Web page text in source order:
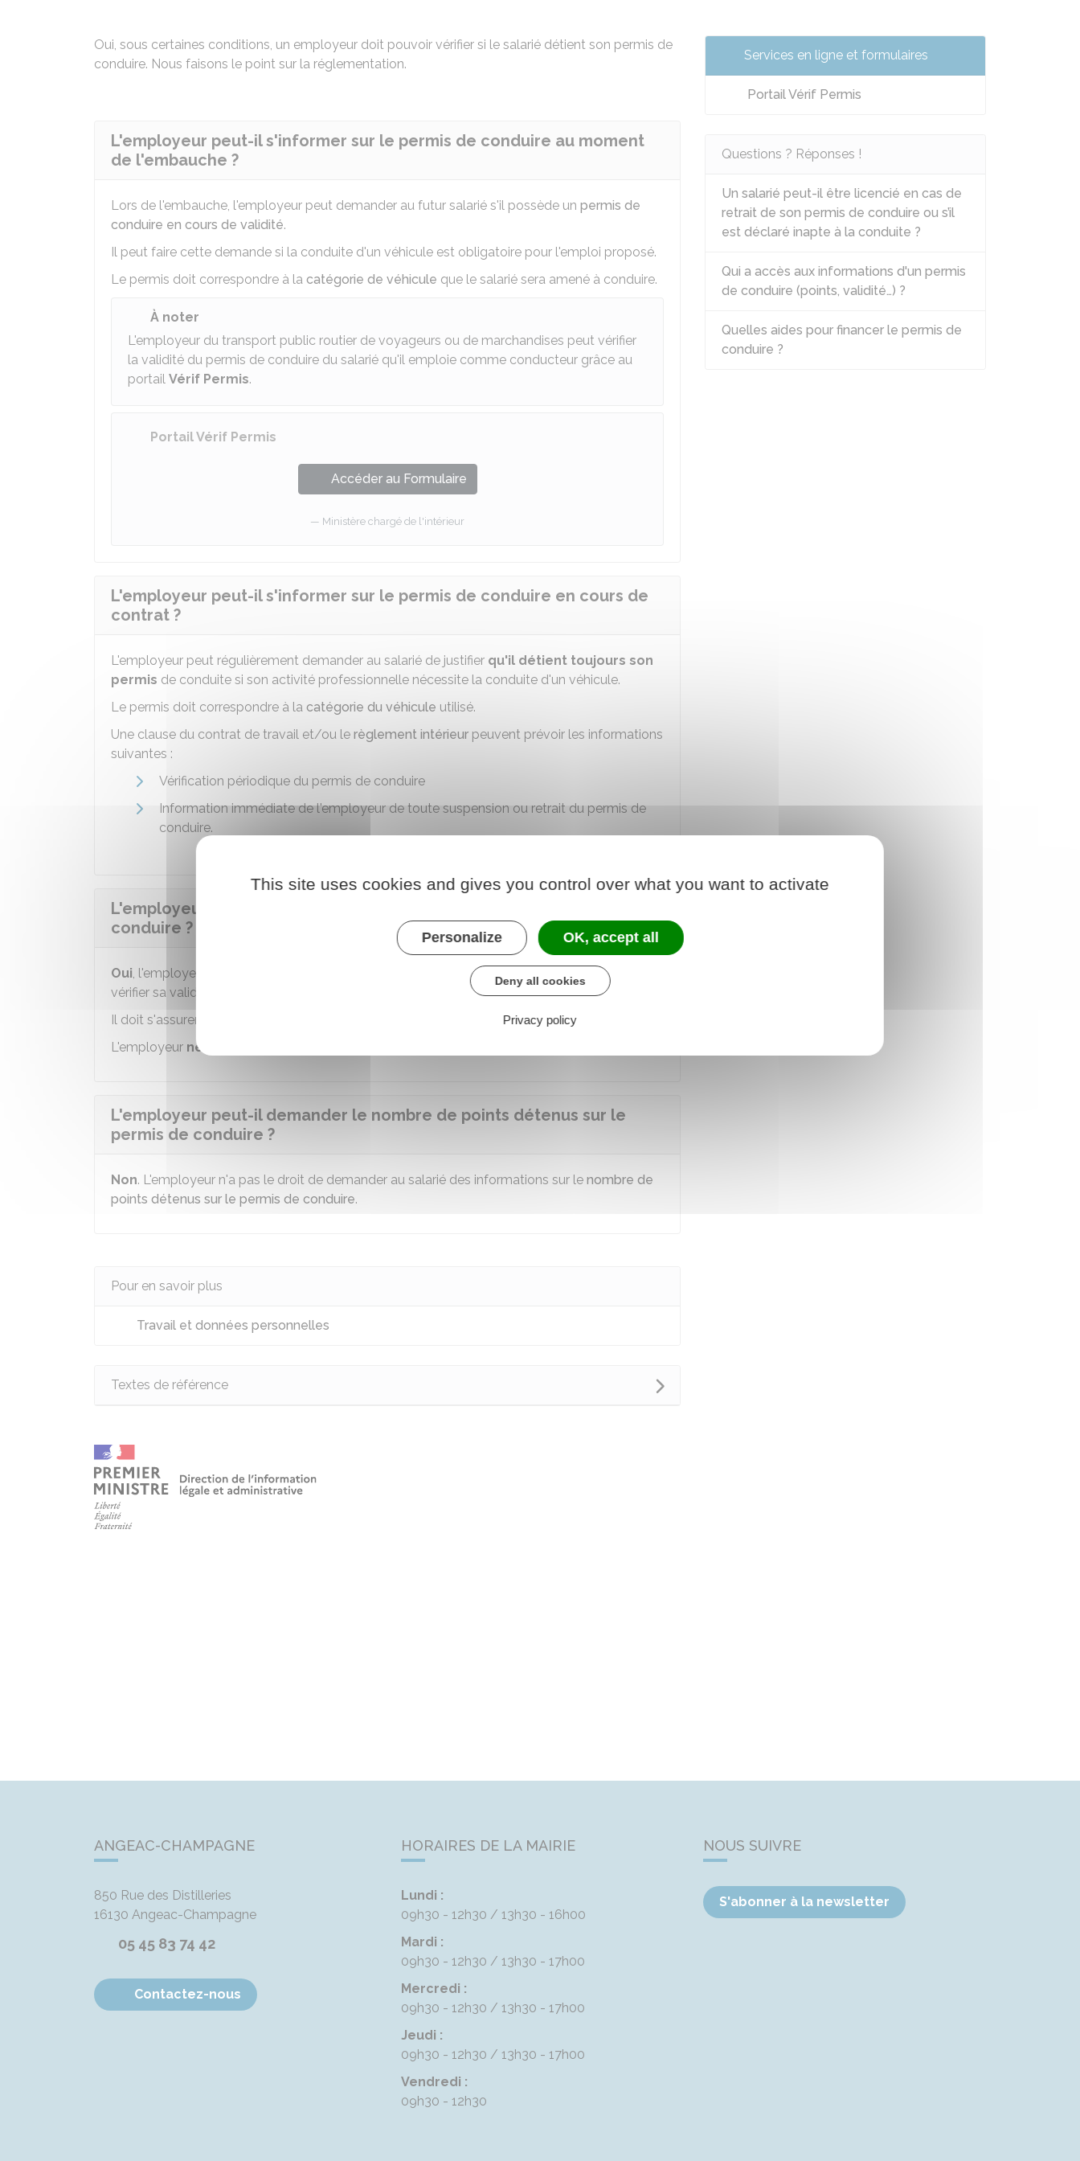
Oui, sous certaines conditions, un employeur doit pouvoir vérifier si le salarié détient son permis de
conduire. Nous faisons le point sur la réglementation.
L'employeur peut-il s'informer sur le permis de conduire au moment
de l'embauche ?
Lors de l'embauche, l'employeur peut demander au futur salarié s'il possède un permis de
conduire en cours de validité.
Il peut faire cette demande si la conduite d'un véhicule est obligatoire pour l'emploi proposé.
Le permis doit correspondre à la catégorie de véhicule que le salarié sera amené à conduire.
À noter
L'employeur du transport public routier de voyageurs ou de marchandises peut vérifier
la validité du permis de conduire du salarié qu'il emploie comme conducteur grâce au
portail Vérif Permis.
Portail Vérif Permis
Accéder au Formulaire
Ministère chargé de l'intérieur
L'employeur peut-il s'informer sur le permis de conduire en cours de
contrat ?
L'employeur peut régulièrement demander au salarié de justifier qu'il détient toujours son
permis de conduite si son activité professionnelle nécessite la conduite d'un véhicule.
Le permis doit correspondre à la catégorie du véhicule utilisé.
Une clause du contrat de travail et/ou le règlement intérieur peuvent prévoir les informations
suivantes :
Vérification périodique du permis de conduire
Information immédiate de l'employeur de toute suspension ou retrait du permis de
conduire.
L'employeur peut-il demander à consulter l'original du permis de
conduire ?
Oui, l'employeur peut demander au salarié de montrer l'original du permis de conduire pour
vérifier sa validité.
Il doit s'assurer de la capacité du salarié à occuper l'emploi proposé.
L'employeur ne peut pas
L'employeur peut-il demander le nombre de points détenus sur le
permis de conduire ?
Non. L'employeur n'a pas le droit de demander au salarié des informations sur le nombre de
points détenus sur le permis de conduire.
Pour en savoir plus
Travail et données personnelles
Textes de référence
Services en ligne et formulaires
Portail Vérif Permis
Questions ? Réponses !
Un salarié peut-il être licencié en cas de
retrait de son permis de conduire ou s’il
est déclaré inapte à la conduite ?
Qui a accès aux informations d'un permis
de conduire (points, validité…) ?
Quelles aides pour financer le permis de
conduire ?
ANGEAC-CHAMPAGNE
850 Rue des Distilleries
16130 Angeac-Champagne
05 45 83 74 42
Contactez-nous
HORAIRES DE LA MAIRIE
Lundi :
09h30 - 12h30
13h30 - 16h00
Mardi :
09h30 - 12h30
13h30 - 17h00
Mercredi :
09h30 - 12h30
13h30 - 17h00
Jeudi :
09h30 - 12h30
13h30 - 17h00
Vendredi :
09h30 - 12h30
NOUS SUIVRE
S'abonner à la newsletter
This site uses cookies and gives you control over what you want to activate
Personalize OK, accept all
Deny all cookies
Privacy policy